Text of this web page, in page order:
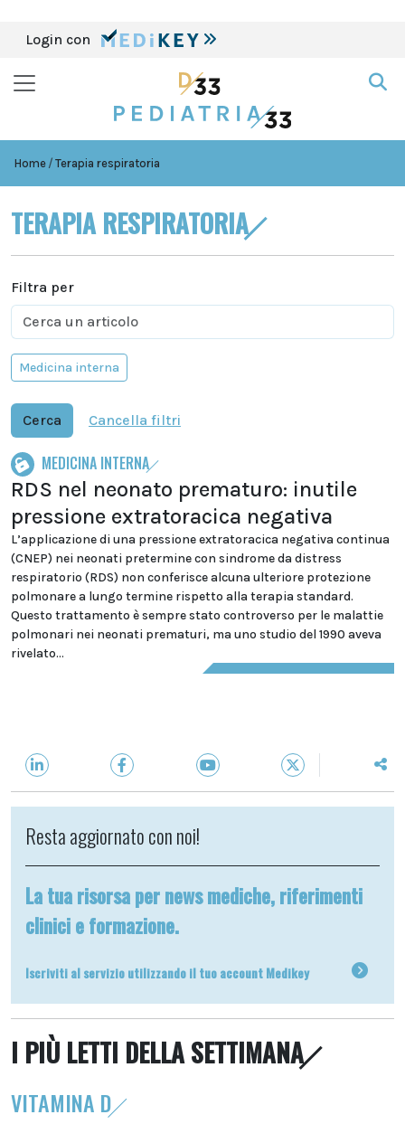
Login con
Home Terapia respiratoria
TERAPIA RESPIRATORIA
Filtra per
Medicina interna
Cerca Cancella filtri
MEDICINA INTERNA
RDS nel neonato prematuro: inutile
pressione extratoracica negativa
L’applicazione di una pressione extratoracica negativa continua
(CNEP) nei neonati pretermine con sindrome da distress
respiratorio (RDS) non conferisce alcuna ulteriore protezione
polmonare a lungo termine rispetto alla terapia standard.
Questo trattamento è sempre stato controverso per le malattie
polmonari nei neonati prematuri, ma uno studio del 1990 aveva
rivelato...
Resta aggiornato con noi!
La tua risorsa per news mediche, riferimenti
clinici e formazione.
Iscriviti al servizio utilizzando il tuo account Medikey
I PIÙ LETTI DELLA SETTIMANA
VITAMINA D